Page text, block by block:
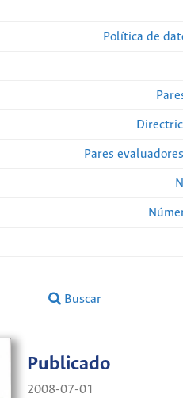
Política de
Pares
Buscar
Publicado
2008-07-01